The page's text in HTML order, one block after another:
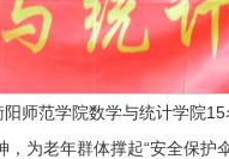
师范学院数学与统计学院
为老年群体撑起“安全保护伞